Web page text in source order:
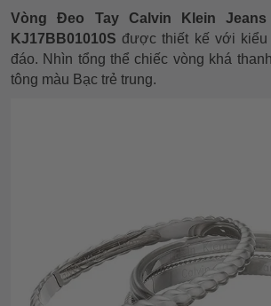
Vòng Đeo Tay Calvin Klein Jeans
KJ17BB01010Sđược thiết kế với kiểu
đáo. Nhìn tổng thể chiếc vòng khá
tông màu Bạc trẻ trung.